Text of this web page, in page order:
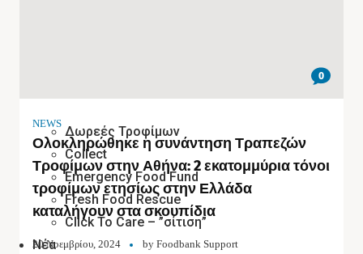
Δωρεές Τροφίμων
Collect
Emergency Food Fund
Fresh Food Rescue
Click To Care – ”σίτιση”
Νέα
0
NEWS
Ολοκληρώθηκε η συνάντηση Τραπεζών
Τροφίμων στην Αθήνα: 2 εκατομμύρια τόνοι
τροφίμων ετησίως στην Ελλάδα
καταλήγουν στα σκουπίδια
20 Νοεμβρίου, 2024 by Foodbank Support